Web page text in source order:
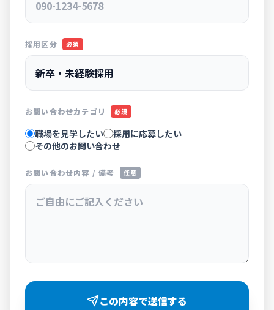
採用区分 必須
お問い合わせカテゴリ 必須
職場を見学したい
採用に応募したい
その他のお問い合わせ
お問い合わせ内容 / 備考 任意
この内容で送信する